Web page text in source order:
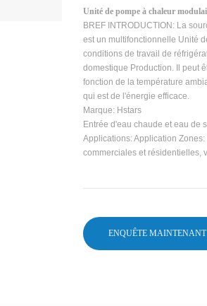
Unité de pompe à chaleur
BREF INTRODUCTION: La
est un multifonctionnelle Unité
conditions de travail de
domestique Production. Il peut
fonction de la température
qui est de l'énergie efficace.
Marque: Hstars
Entrée d'eau chaude et eau de
Applications: Application
commerciales et résidentielles,
ENQUÊTE MAINTENANT